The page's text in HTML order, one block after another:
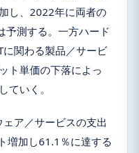
し、2022年に両者の
予測する。一方ハード
関わる製品／サービ
ト単価の下落によっ
ていく。
ア／サービスの支出
増加し61.1％に達する